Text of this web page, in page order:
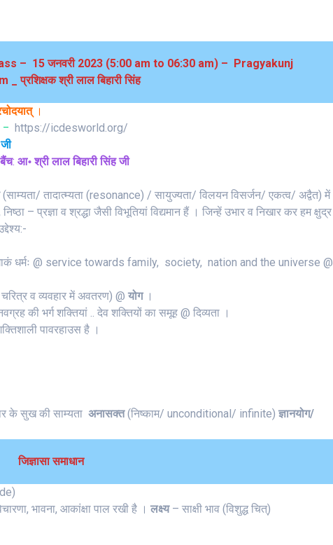
– 15 जनवरी 2023 (5:00 am to 06:30 am) – Pragyakunj
_ प्रशिक्षक श्री लाल बिहारी सिंह
।
–
https://icdesworld.org/
:आ॰ श्री लाल बिहारी सिंह जी
(साम्यता/ तादात्म्यता (resonance) / सायुज्यता/ विलयन विसर्जन/ एकत्व/ अद्वैत) में
– प्रज्ञा व श्रद्धा जैसी विभूतियां विद्यमान हैं । जिन्हें उभार व निखार कर हम क्षुद्र
धर्मः @ service towards family, society, nation and the universe @
व व्यवहार में अवतरण) @योग।
की भर्ग शक्तियां .. देव शक्तियों का समूह @ दिव्यता ।
पावरहाउस है ।
के सुख की साम्यताअनासक्त(निष्काम/ unconditional/ infinite)ज्ञानयोग/
जिज्ञासा समाधान
भावना, आकांक्षा पाल रखी है ।लक्ष्य– साक्षी भाव (विशुद्ध चित्)